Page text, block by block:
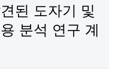
된 도자기 및
분석 연구 계